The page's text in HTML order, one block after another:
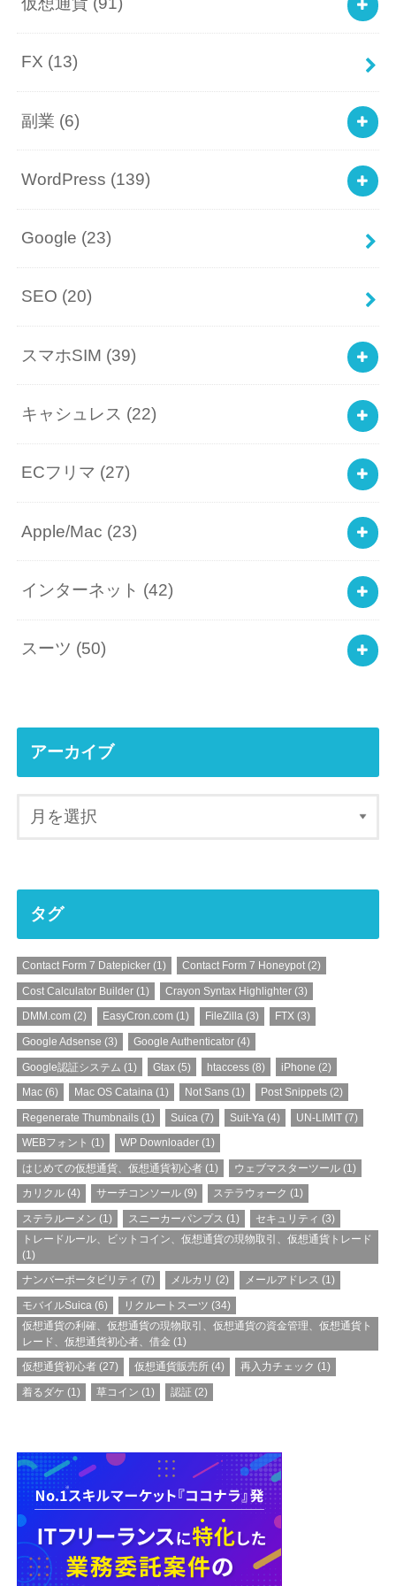
FX (13)
副業 (6)
WordPress (139)
Google (23)
SEO (20)
スマホSIM (39)
キャシュレス (22)
ECフリマ (27)
Apple/Mac (23)
インターネット (42)
スーツ (50)
アーカイブ
タグ
Contact Form 7 Datepicker(1) Contact Form 7 Honeypot(2)
Cost Calculator Builder(1) Crayon Syntax Highlighter(3)
DMM.com (2) EasyCron.com (1) FileZilla (3) FTX (3)
Google Adsense (3) Google Authenticator(4)
Google認証システム (1) Gtax(5) htaccess (8) iPhone (2)
Mac(6) Mac OS Cataina(1) Not Sans (1) Post Snippets (2)
Regenerate Thumbnails(1) Suica (7) Suit-Ya (4) UN-LIMIT (7)
WEBフォント (1) WP Downloader(1)
はじめての仮想通貨、仮想通貨初心者(1) ウェブマスターツール(1)
カリクル(4) サーチコンソール(9) ステラウォーク (1)
ステラルーメン (1) スニーカーパンプス (1) セキュリティ (3)
トレードルール、ビットコイン、仮想通貨の現物取引、仮想通貨トレード
(1)
ナンバーポータビリティ (7) メルカリ (2) メールアドレス (1)
モバイルSuica(6) リクルートスーツ (34)
仮想通貨の利確、仮想通貨の現物取引、仮想通貨の資金管理、仮想通貨ト
レード、仮想通貨初心者、借金 (1)
仮想通貨初心者(27) 仮想通貨販売所(4) 再入力チェック (1)
着るダケ (1) 草コイン (1) 認証 (2)